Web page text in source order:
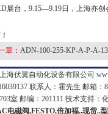
展台，9.15—9.19日，上海亦
章： ADN-100-255-KP-A-P-A-
上海伏翼自动化设备有限公司
联系人：霍先生 邮箱：
室 邮编：201111 技术支持：
电磁阀,FESTO,倍加福..现货..